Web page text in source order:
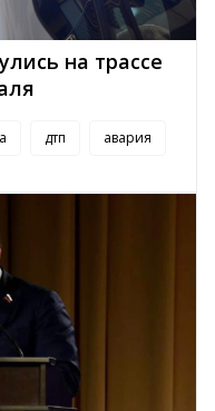
на трассе
дтп авария